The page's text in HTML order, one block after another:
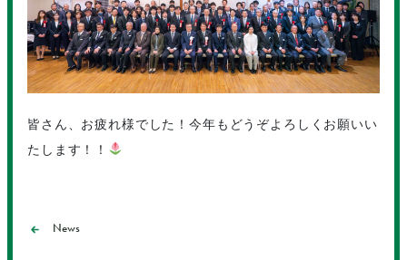
皆さん、お疲れ様でした！今年もどうぞよろしくお願いい
たします！！
News